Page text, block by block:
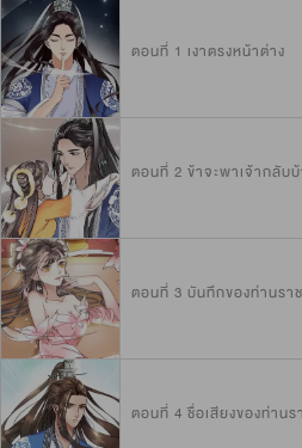
ตอนที่ 1 เงาตรงหน้าต่าง
ตอนที่ 2 ข้าจะพาเจ้ากลับ
ตอนที่ 3 บันทึกของท่านรา
ตอนที่ 4 ชื่อเสียงของท่าน